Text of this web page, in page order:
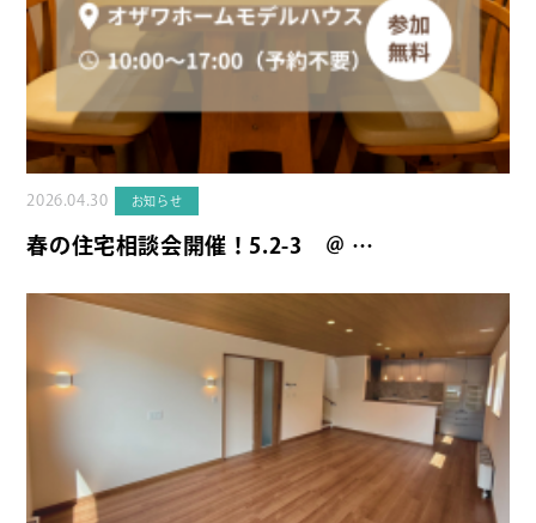
2026.04.30 お知らせ
春の住宅相談会開催！5.2-3 ＠ …